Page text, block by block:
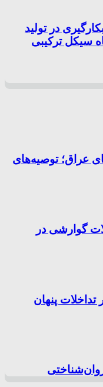
در تولید
سیکل ترکیبی
عراق؛ توصیه‌های
گوارشی در
پنهان